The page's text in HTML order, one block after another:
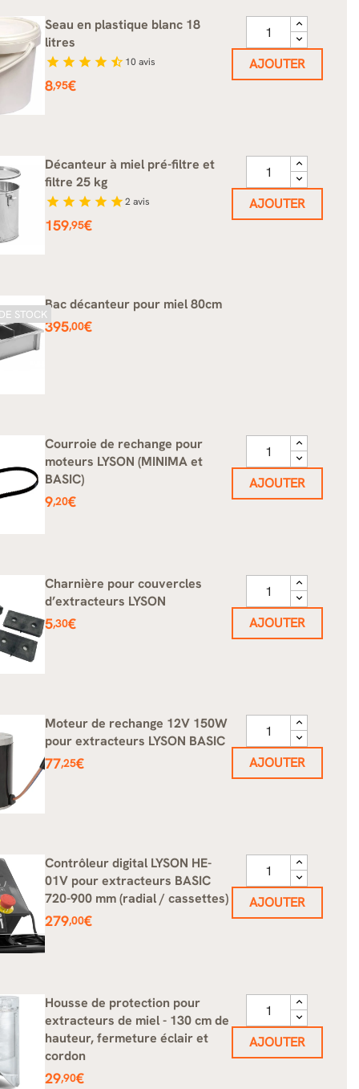
Seau en plastique blanc 18
litres
star star star star star_half 10 avis
Prix
8,95€
AJOUTER
Décanteur à miel pré-filtre et
filtre 25 kg
star star star star star2avis
Prix
159,95€
AJOUTER
Bac décanteur pour miel 80cm
Prix
395,00€
STOCK
Courroie de rechange pour
moteurs LYSON (MINIMA et
BASIC)
Prix
9,20€
AJOUTER
Charnière pour couvercles
d’extracteurs LYSON
Prix
5,30€ AJOUTER
Moteur de rechange 12V 150W
pour extracteurs LYSON BASIC
Prix
77,25€ AJOUTER
Contrôleur digital LYSON HE-
01V pour extracteurs BASIC
720-900 mm (radial / cassettes)
Prix
279,00€
AJOUTER
Housse de protection pour
extracteurs de miel - 130 cm de
hauteur, fermeture éclair et
cordon
Prix
29,90€
AJOUTER